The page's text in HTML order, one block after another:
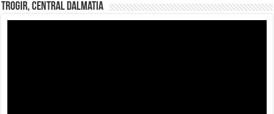
Trogir, Central Dalmatia